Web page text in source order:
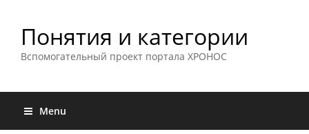
Понятия и категории
Вспомогательный проект портала ХРОНОС
Menu